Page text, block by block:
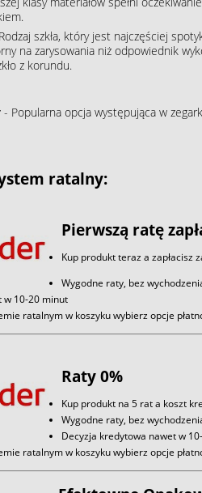
szkła, który jest najczęściej
na zarysowania niż odpowiednik
z korundu.
- Popularna opcja występująca w
ratalny:
Pierwszą ratę
Kup produkt teraz a zapłacisz
Wygodne raty, bez
w 10-20 minut
ratalnym w koszyku wybierz opcje
Raty 0%
Kup produkt na 5 rat a koszt
Wygodne raty, bez
Decyzja kredytowa nawet w
ratalnym w koszyku wybierz opcje